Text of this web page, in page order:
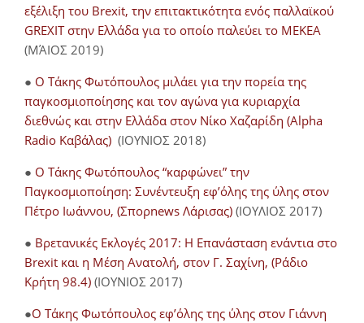
εξέλιξη του Brexit, την επιτακτικότητα ενός παλλαϊκού
GREXIT στην Ελλάδα για το οποίο παλεύει το ΜΕΚΕΑ
(ΜΆΙΟΣ 2019)
● Ο Τάκης Φωτόπουλος μιλάει για την πορεία της
παγκοσμιοποίησης και τον αγώνα για κυριαρχία
διεθνώς και στην Ελλάδα στον Νίκο Χαζαρίδη (Alpha
Radio Καβάλας) (ΙΟΥΝΙΟΣ 2018)
● Ο Τάκης Φωτόπουλος “καρφώνει” την
Παγκοσμιοποίηση: Συνέντευξη εφ’όλης της ύλης στον
Πέτρο Ιωάννου, (Σπορnews Λάρισας) (ΙΟΥΛΙΟΣ 2017)
● Βρετανικές Εκλογές 2017: Η Επανάσταση ενάντια στο
Brexit και η Μέση Ανατολή, στον Γ. Σαχίνη, (Ράδιο
Κρήτη 98.4) (ΙΟΥΝΙΟΣ 2017)
●O Τάκης Φωτόπουλος εφ’όλης της ύλης στον Γιάννη